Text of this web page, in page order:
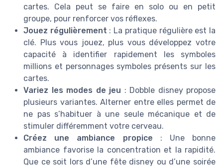
cartes. Cela peut se faire en solo ou en petit
groupe, pour renforcer vos réflexes.
Jouez régulièrement : La pratique régulière est la
clé. Plus vous jouez, plus vous développez votre
capacité à identifier rapidement les symboles
millions et personnages symboles présents sur les
cartes.
Variez les modes de jeu : Dobble disney propose
plusieurs variantes. Alterner entre elles permet de
ne pas s’habituer à une seule mécanique et de
stimuler différemment votre cerveau.
Créez une ambiance propice : Une bonne
ambiance favorise la concentration et la rapidité.
Que ce soit lors d’une fête disney ou d’une soirée